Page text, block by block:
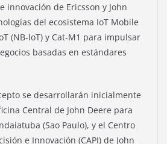
innovación de Ericsson y John
del ecosistema IoT Mobile
(NB-loT) y Cat-M1 para impulsar
basadas en estándares
se desarrollarán inicialmente
Central de John Deere para
(Sao Paulo), y el Centro
e Innovación (CAPI) de John